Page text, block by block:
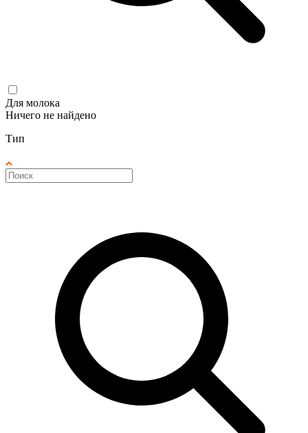
Для молока
Ничего не найдено
Тип